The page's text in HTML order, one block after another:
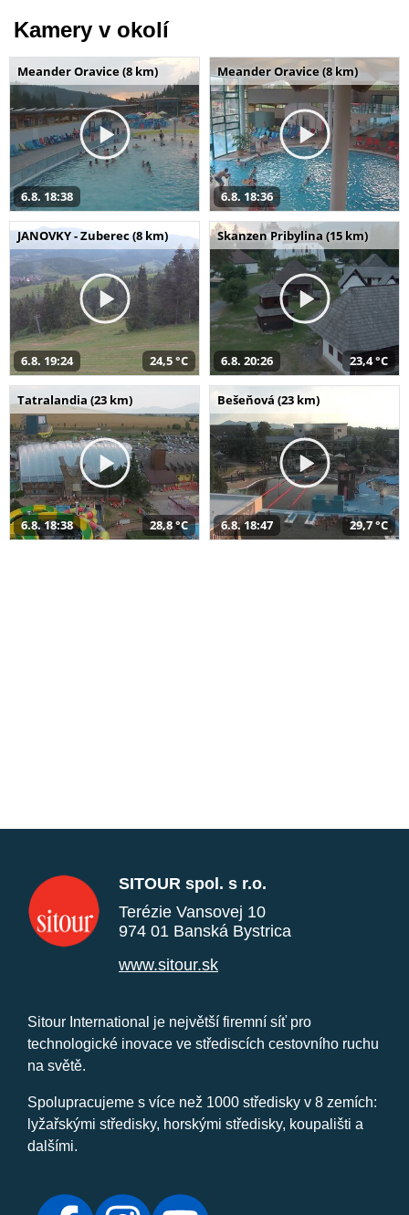
Kamery v okolí
Meander Oravice (8 km)
6.8. 18:38
Meander Oravice (8 km)
6.8. 18:36
JANOVKY - Zuberec (8 km)
6.8. 19:24 24,5 °C
Skanzen Pribylina (15 km)
6.8. 20:26 23,4 °C
Tatralandia (23 km)
6.8. 18:38 28,8 °C
Bešeňová (23 km)
6.8. 18:47 29,7 °C
SITOUR spol. s r.o.
Terézie Vansovej 10
974 01 Banská Bystrica
www.sitour.sk
Sitour International je největší firemní síť pro
technologické inovace ve střediscích cestovního ruchu
na světě.
Spolupracujeme s více než 1000 středisky v 8 zemích:
lyžařskými středisky, horskými středisky, koupališti a
dalšími.